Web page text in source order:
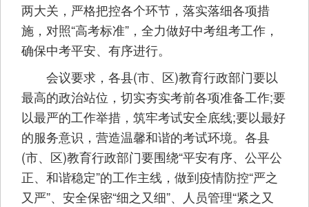
两大关，严格把控各个环节，落实落细各项措
施，对照“高考标准”，全力做好中考组考工作，
确保中考平安、有序进行。
会议要求，各县(市、区)教育行政部门要以
最高的政治站位，切实夯实考前各项准备工作;要
以最严的工作举措，筑牢考试安全底线;要以最好
的服务意识，营造温馨和谐的考试环境。各县
(市、区)教育行政部门要围绕“平安有序、公平公
正、和谐稳定”的工作主线，做到疫情防控“严之
又严”、安全保密“细之又细”、人员管理“紧之又